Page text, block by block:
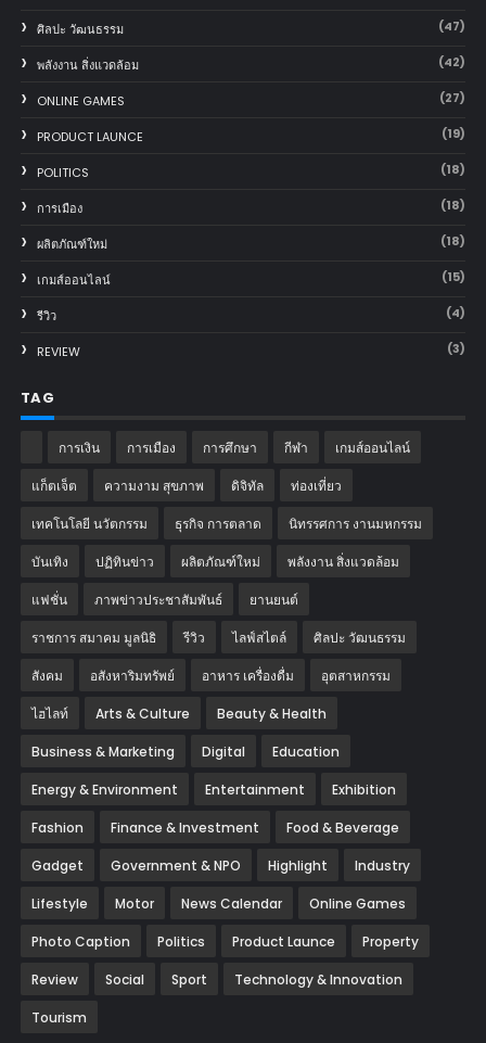
ศิลปะ วัฒนธรรม (47)
พลังงาน สิ่งแวดล้อม (42)
ONLINE GAMES (27)
PRODUCT LAUNCE (19)
POLITICS (18)
การเมือง (18)
ผลิตภัณฑ์ใหม่ (18)
เกมส์ออนไลน์ (15)
รีวิว (4)
REVIEW (3)
TAG
การเงิน การเมือง การศึกษา กีฬา เกมส์ออนไลน์
แก็ตเจ็ต ความงาม สุขภาพ ดิจิทัล ท่องเที่ยว
เทคโนโลยี นวัตกรรม ธุรกิจ การตลาด นิทรรศการ งานมหกรรม
บันเทิง ปฏิทินข่าว ผลิตภัณฑ์ใหม่ พลังงาน สิ่งแวดล้อม
แฟชั่น ภาพข่าวประชาสัมพันธ์ ‎ยานยนต์‎
ราชการ สมาคม มูลนิธิ รีวิว ไลฟ์สไตล์ ศิลปะ วัฒนธรรม
สังคม อสังหาริมทรัพย์ อาหาร เครื่องดื่ม อุตสาหกรรม
ไฮไลท์ Arts & Culture Beauty & Health
Business & Marketing Digital Education
Energy & Environment Entertainment Exhibition
Fashion Finance & Investment Food & Beverage
Gadget Government & NPO Highlight Industry
Lifestyle Motor News Calendar Online Games
Photo Caption Politics Product Launce Property
Review Social Sport Technology & Innovation
Tourism